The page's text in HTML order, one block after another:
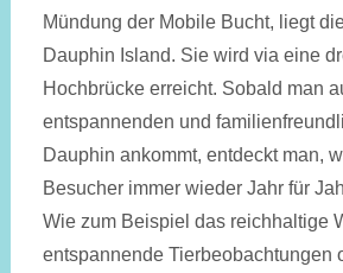
Mündung der Mobile Bucht, liegt
Dauphin Island. Sie wird via eine
Hochbrücke erreicht. Sobald man
entspannenden und
Dauphin ankommt, entdeckt man,
Besucher immer wieder Jahr für
Wie zum Beispiel das reichhaltige
entspannende Tierbeobachtungen